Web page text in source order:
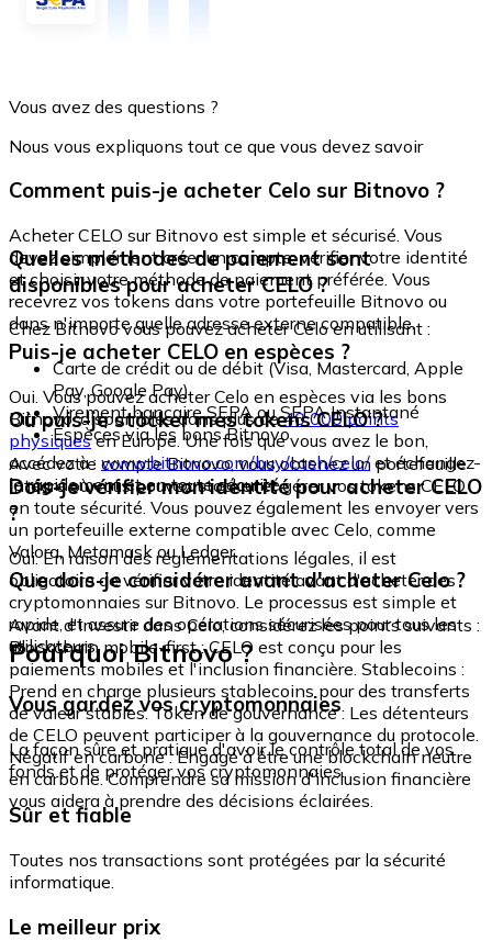
Vous avez des questions ?
Nous vous expliquons tout ce que vous devez savoir
Comment puis-je acheter Celo sur Bitnovo ?
Acheter CELO sur Bitnovo est simple et sécurisé. Vous
devez simplement créer un compte, vérifier votre identité
et choisir votre méthode de paiement préférée. Vous
recevrez vos tokens dans votre portefeuille Bitnovo ou
dans n'importe quelle adresse externe compatible.
Quelles méthodes de paiement sont
disponibles pour acheter CELO ?
Chez Bitnovo vous pouvez acheter Celo en utilisant :
Carte de crédit ou de débit (Visa, Mastercard, Apple
Pay, Google Pay)
Virement bancaire SEPA ou SEPA Instantané
Espèces via les bons Bitnovo
Puis-je acheter CELO en espèces ?
Oui. Vous pouvez acheter Celo en espèces via les bons
Bitnovo, disponibles dans plus de40 000 points
physiquesen Europe. Une fois que vous avez le bon,
accédez à : www.bitnovo.com/buy/cash/celo/ et échangez-
le rapidement et en toute sécurité.
Où puis-je stocker mes tokens CELO ?
Avec votre compte Bitnovo, vous obtenez un portefeuille
intégré où vous pouvez stocker et gérer vos tokens CELO
en toute sécurité. Vous pouvez également les envoyer vers
un portefeuille externe compatible avec Celo, comme
Valora, Metamask ou Ledger.
Dois-je vérifier mon identité pour acheter CELO
?
Oui. En raison des réglementations légales, il est
obligatoire de vérifier votre identité avant d'acheter des
cryptomonnaies sur Bitnovo. Le processus est simple et
rapide, et assure des opérations sécurisées pour tous les
utilisateurs.
Que dois-je considérer avant d'acheter Celo ?
Avant d'investir dans Celo, considérez les points suivants :
Blockchain mobile-first : CELO est conçu pour les
paiements mobiles et l'inclusion financière. Stablecoins :
Prend en charge plusieurs stablecoins pour des transferts
de valeur stables. Token de gouvernance : Les détenteurs
de CELO peuvent participer à la gouvernance du protocole.
Négatif en carbone : Engagé à être une blockchain neutre
en carbone. Comprendre sa mission d'inclusion financière
vous aidera à prendre des décisions éclairées.
Pourquoi Bitnovo ?
Vous gardez vos cryptomonnaies
La façon sûre et pratique d'avoir le contrôle total de vos
fonds et de protéger vos cryptomonnaies.
Sûr et fiable
Toutes nos transactions sont protégées par la sécurité
informatique.
Le meilleur prix